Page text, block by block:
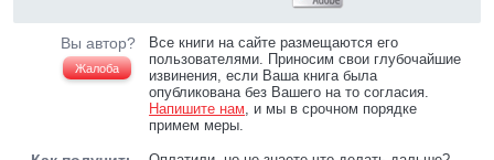
Вы автор?
Жалоба
Все книги на сайте размещаются его
пользователями. Приносим свои глубочайшие
извинения, если Ваша книга была
опубликована без Вашего на то согласия.
Напишите нам, и мы в срочном порядке
примем меры.